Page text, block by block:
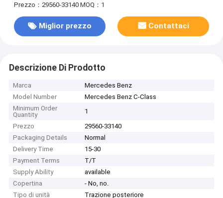
Prezzo：29560-33140 MOQ：1
Miglior prezzo Contattaci
Descrizione Di Prodotto
Marca
Mercedes Benz
Model Number
Mercedes Benz C-Class
Minimum Order
Quantity
1
Prezzo
29560-33140
Packaging Details
Normal
Delivery Time
15-30
Payment Terms
T/T
Supply Ability
​available
Copertina
- No, no.
Tipo di unità
Trazione posteriore